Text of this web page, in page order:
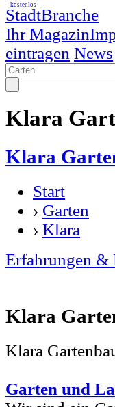
StadtBranche
Ihr Magazin
kostenlos
eintragen News
Klara
Klara
Start
› Garten
› Klara
Erfahrungen &
Klara
Klara
Garten und